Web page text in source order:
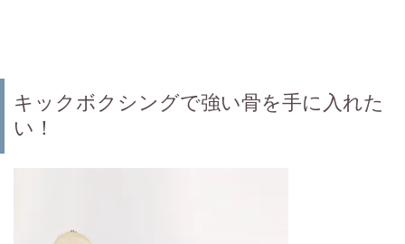
キックボクシングで強い骨を手に入れた
い！